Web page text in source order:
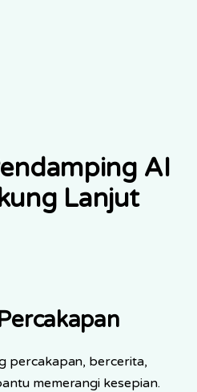
AI
Lanjut
percakapan, bercerita,
memerangi kesepian.